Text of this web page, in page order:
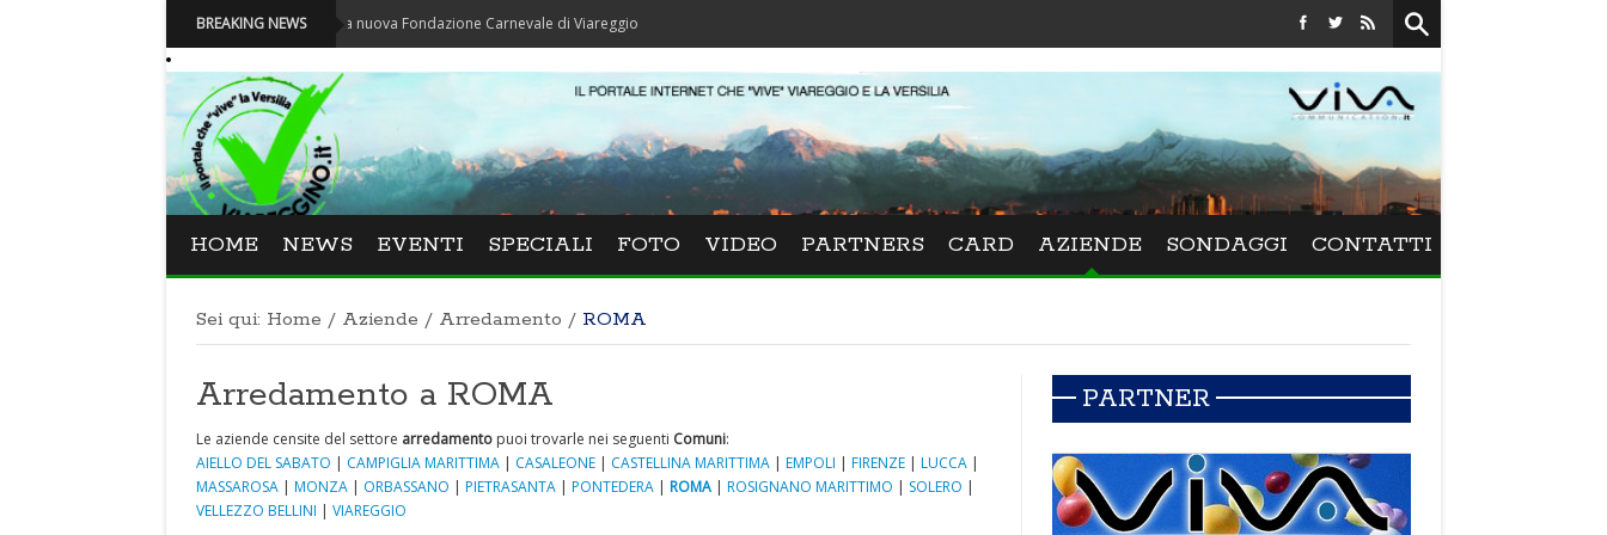
BREAKING NEWS
Carnevale - Nominata la nuova Fondazione Carnevale di Viareggio Festival La Versiliana - La direttrice lucchese Beatrice Venezi
HOME NEWS EVENTI SPECIALI FOTO VIDEO PARTNERS CARD AZIENDE SONDAGGI CONTATTI
Sei qui: Home / Aziende / Arredamento / ROMA
Arredamento a ROMA
Le aziende censite del settore arredamento puoi trovarle nei seguenti Comuni:
AIELLO DEL SABATO | CAMPIGLIA MARITTIMA | CASALEONE | CASTELLINA MARITTIMA | EMPOLI | FIRENZE | LUCCA |
MASSAROSA | MONZA | ORBASSANO | PIETRASANTA | PONTEDERA | ROMA | ROSIGNANO MARITTIMO | SOLERO |
VELLEZZO BELLINI | VIAREGGIO
PARTNER